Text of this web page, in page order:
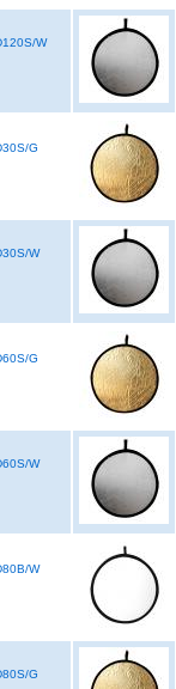
W
G
W
G
W
W
G